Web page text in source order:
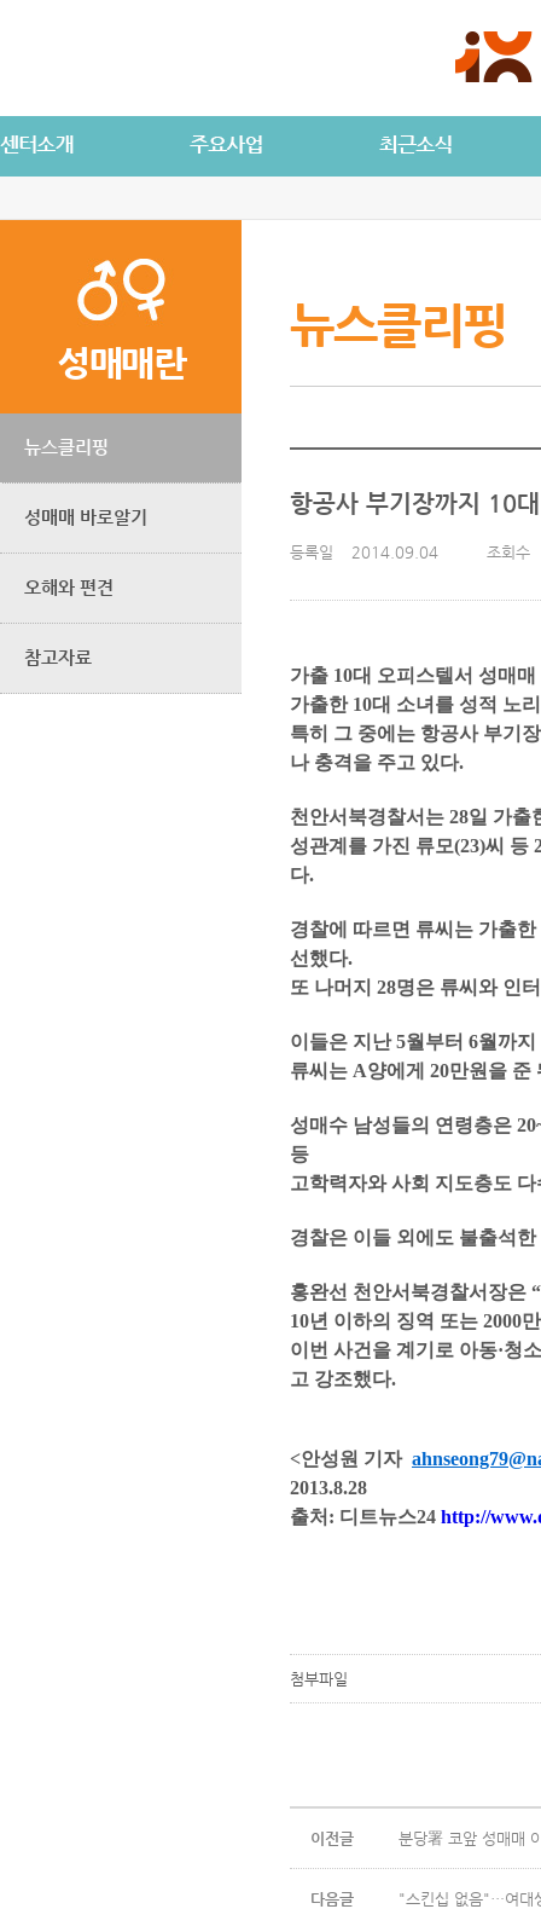
성매매란
뉴스클리핑
성매매 바로알기
오해와 편견
참고자료
뉴스클리핑
항공사 부기장까지 10
등록일 2014.09.04 조회수
가출 10대 오피스텔서 성매
가출한 10대 소녀를 성적 노
특히 그 중에는 항공사 부기
나 충격을 주고 있다.
천안서북경찰서는 28일 가
성관계를 가진 류모(23)씨 등
다.
경찰에 따르면 류씨는 가출
선했다.
또 나머지 28명은 류씨와 인
이들은 지난 5월부터 6월까
류씨는 A양에게 20만원을 준
성매수 남성들의 연령층은
등
고학력자와 사회 지도층도
경찰은 이들 외에도 불출석
홍완선 천안서북경찰서장은
10년 이하의 징역 또는 2000
이번 사건을 계기로 아동·청
고 강조했다.
<안성원 기자
2013.8.28
출처: 디트뉴스24 http://
첨부파일
이전글 분당署 코앞 성매매
다음글 "스킨십 없음"…여대